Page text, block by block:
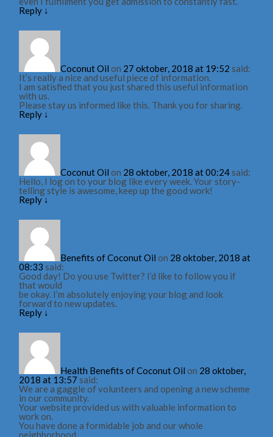
Reply ↓
Coconut Oil on 27 oktober, 2018 at 19:52 said:
It’s really a nice and useful piece of information.
I am satisfied that you just shared this useful information
with us.
Please stay us informed like this. Thank you for sharing.
Reply ↓
Coconut Oil on 28 oktober, 2018 at 00:24said:
Hello, I log on to your blog like every week. Your story-
telling style is awesome, keep up the good work!
Reply↓
Benefits of Coconut Oil on 28 oktober, 2018 at
08:33 said:
Good day! Do you use Twitter? I’d like to follow you if
that would
be okay. I’m absolutely enjoying your blog and look
forward to new updates.
Reply ↓
Health Benefits of Coconut Oil on 28 oktober,
2018 at 13:57 said:
We are a gaggle of volunteers and opening a new scheme
in our community.
Your website provided us with valuable information to
work on.
You have done a formidable job and our whole
neighborhood